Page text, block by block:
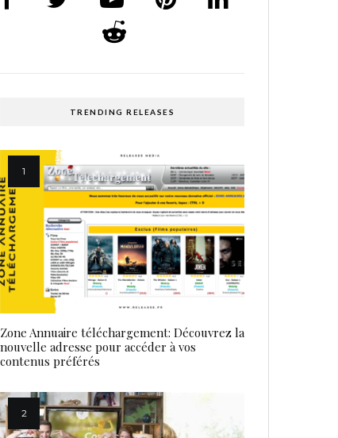
TRENDING RELEASES
Zone Annuaire téléchargement: Découvrez la
nouvelle adresse pour accéder à vos
contenus préférés